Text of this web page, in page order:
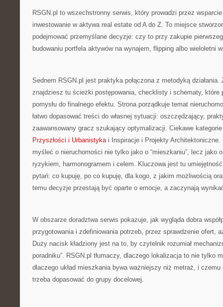
RSGN.pl to wszechstronny serwis, który prowadzi przez
inwestowanie w aktywa real estate od A do Z. To miejsce
podejmować przemyślane decyzje: czy to przy zakupie
budowaniu portfela aktywów na wynajem, flipping albo wieloletni
Sednem RSGN.pl jest praktyka połączona z metodyką działania.
znajdziesz tu ścieżki postępowania, checklisty i schematy, które
pomysłu do finalnego efektu. Strona porządkuje temat
łatwo dopasować treści do własnej sytuacji: oszczędzający,
zaawansowany gracz szukający optymalizacji. Ciekawe
Przyszłości i Urbanistykai Inspiracje i Projekty Architektoniczne.
myśleć o nieruchomości nie tylko jako o “mieszkaniu”, lecz jako
ryzykiem, harmonogramem i celem. Kluczowa jest tu
pytań: co kupuję, po co kupuję, dla kogo, z jakim możliwością
temu decyzje przestają być oparte o emocje, a zaczynają
W obszarze doradztwa serwis pokazuje, jak wygląda dobra
przygotowania i zdefiniowania potrzeb, przez sprawdzenie ofert,
Duży nacisk kładziony jest na to, by czytelnik rozumiał
poradniku”. RSGN.pl tłumaczy, dlaczego lokalizacja to nie tylko
dlaczego układ mieszkania bywa ważniejszy niż metraż, i
trzeba dopasować do grupy docelowej.